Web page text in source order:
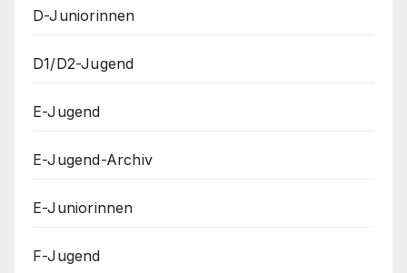
D-Juniorinnen
D1/D2-Jugend
E-Jugend
E-Jugend-Archiv
E-Juniorinnen
F-Jugend